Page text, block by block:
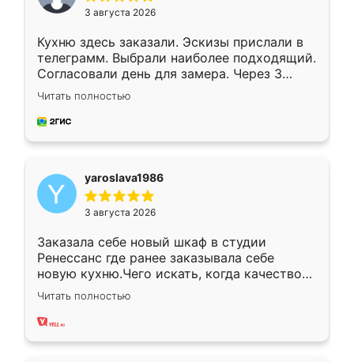
3 августа 2026
Кухню здесь заказали. Эскизы прислали в
телеграмм. Выбрали наиболее подходящий.
Согласовали день для замера. Через 3
недели кухня была уже готова. Остались
довольны работой. Спасибо Ренессанс
мебель за качественную работу!
Читать полностью
yaroslava1986
3 августа 2026
Заказала себе новый шкаф в студии
Ренессанс где ранее заказывала себе
новую кухню.Чего искать, когда качеством
вполне довольна. Служит кухня уже почти
два года, нареканий нет.
Читать полностью